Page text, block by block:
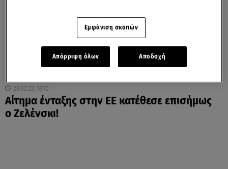
28.02.22, 18:10
Αίτημα ένταξης στην ΕΕ κατέθεσε επισήμως
ο Ζελένσκι!
Εμφάνιση σκοπών
Απόρριψη όλων Αποδοχή